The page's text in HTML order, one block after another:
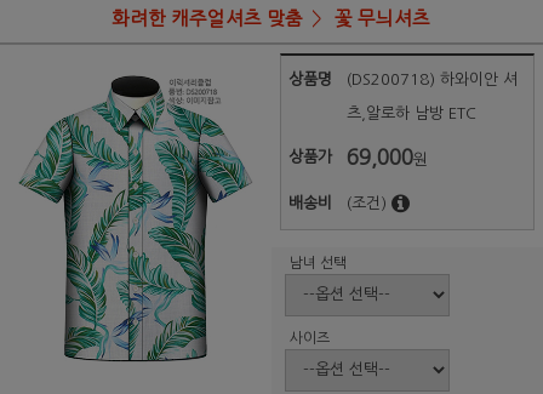
화려한 캐주얼셔츠 맞춤 꽃 무늬셔츠
상품명 (DS200718) 하와이안 셔
츠,알로하 남방 ETC
상품가 69,000원
배송비 (조건)
남녀 선택
사이즈